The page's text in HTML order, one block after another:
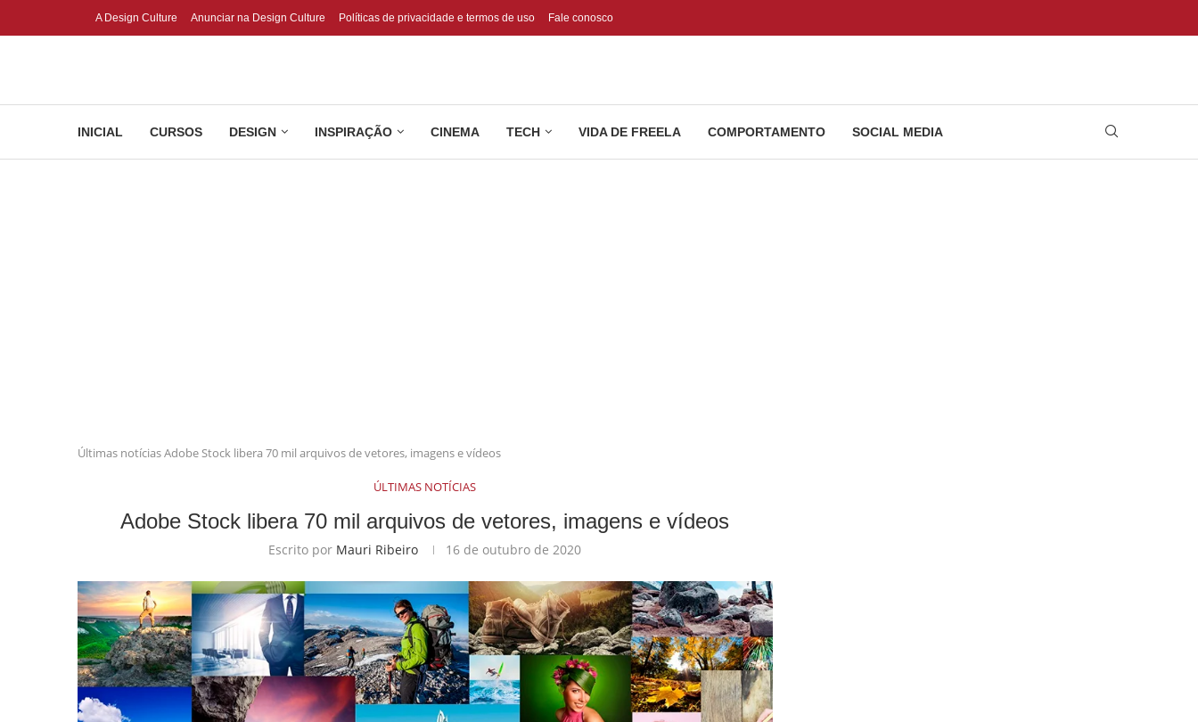
A Design Culture Anunciar na Design Culture Políticas de privacidade e termos de uso Fale conosco
INICIAL CURSOS DESIGN INSPIRAÇÃO CINEMA TECH VIDA DE FREELA COMPORTAMENTO SOCIAL MEDIA
Últimas notíciasAdobe Stock libera 70 mil arquivos de vetores, imagens e vídeos
ÚLTIMAS NOTÍCIAS
Adobe Stock libera 70 mil arquivos de vetores, imagens e vídeos
Escrito por Mauri Ribeiro 16 de outubro de 2020